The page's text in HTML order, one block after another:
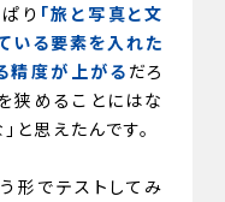
り 「旅と写真と文
いる要素を入れた
精度が上がる だろ
狭めることにはな
と思えたんです。
形でテストしてみ